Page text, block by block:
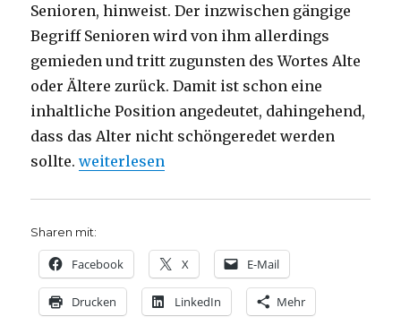
Senioren, hinweist. Der inzwischen gängige
Begriff Senioren wird von ihm allerdings
gemieden und tritt zugunsten des Wortes Alte
oder Ältere zurück. Damit ist schon eine
inhaltliche Position angedeutet, dahingehend,
dass das Alter nicht schöngeredet werden
sollte.„Würde im Alter? Rezension von Christoph
weiterlesen
Sharen mit:
Facebook X E-Mail
Drucken LinkedIn Mehr